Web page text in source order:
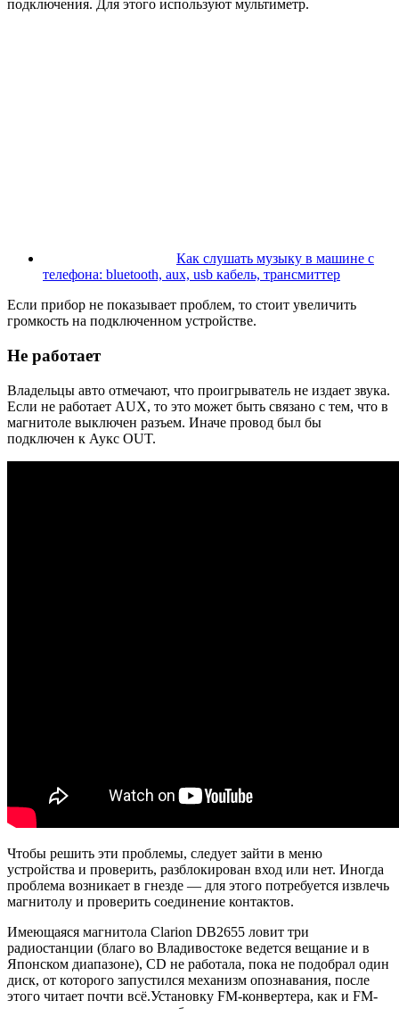
подключения. Для этого используют мультиметр.
Как слушать музыку в машине с
телефона: bluetooth, aux, usb кабель, трансмиттер
Если прибор не показывает проблем, то стоит увеличить
громкость на подключенном устройстве.
Не работает
Владельцы авто отмечают, что проигрыватель не издает звука.
Если не работает AUX, то это может быть связано с тем, что в
магнитоле выключен разъем. Иначе провод был бы
подключен к Аукс OUT.
Чтобы решить эти проблемы, следует зайти в меню
устройства и проверить, разблокирован вход или нет. Иногда
проблема возникает в гнезде — для этого потребуется извлечь
магнитолу и проверить соединение контактов.
Имеющаяся магнитола Clarion DB2655 ловит три
радиостанции (благо во Владивостоке ведется вещание и в
Японском диапазоне), CD не работала, пока не подобрал один
диск, от которого запустился механизм опознавания, после
этого читает почти всё.Установку FM-конвертера, как и FM-